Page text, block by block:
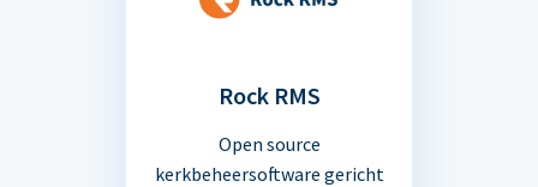
Rock RMS
Open source
kerkbeheersoftware gericht